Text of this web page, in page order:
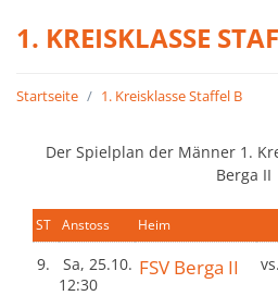
1. KREISKLASSE
Startseite 1. Kreisklasse Staffel B
Der Spielplan der Männer 1.
Berga II
ST Anstoss Heim
9.
Sa, 25.10.
12:30
FSV Berga II vs.